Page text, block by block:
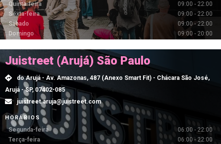
Quinta-feira
09:00 - 22:00
Sexta-feira
09:00 - 22:00
Sábado
09:00 - 22:00
Domingo
09:00 - 20:00
Juistreet (Arujá) São Paulo
do Arujá - Av. Amazonas, 487 (Anexo Smart Fit) - Chácara São José,
Arujá - SP, 07402-085
juistreet.aruja@juistreet.com
HORÁRIOS
Segunda-feira
06:00 - 22:00
Terça-feira
06:00 - 22:00